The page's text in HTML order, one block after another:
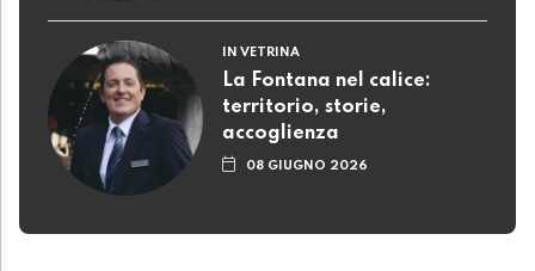
IN VETRINA
La Fontana nel calice:
territorio, storie,
accoglienza
08 GIUGNO 2026